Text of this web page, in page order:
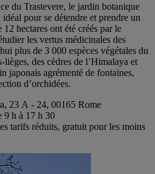
du Trastevere, le jardin botanique
pour se détendre et prendre un
hectares ont été créés par le
les vertus médicinales des
plus de 3 000 espèces végétales du
lièges, des cèdres de l’Himalaya et
japonais agrémenté de fontaines,
d’orchidées.
23 A - 24, 00165 Rome
9 h à 17 h 30
tarifs réduits, gratuit pour les moins